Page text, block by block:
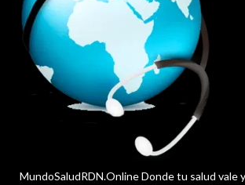
MundoSaludRDN.Online Donde tu salud vale